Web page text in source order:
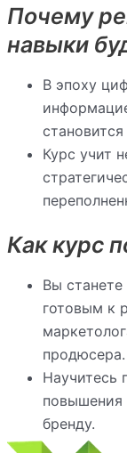
Почему
навыки
В эпоху
Курс учит
Как курс
Вы
готовым к
продюсера.
Научитесь
повышения
бренду.